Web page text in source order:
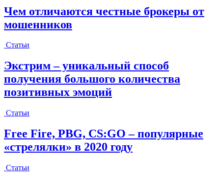
Чем отличаются честные брокеры от
мошенников
Статьи
Экстрим – уникальный способ
получения большого количества
позитивных эмоций
Статьи
Free Fire, PBG, CS:GO – популярные
«стрелялки» в 2020 году
Статьи